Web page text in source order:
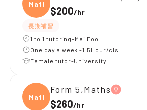
Maths
$200/hr
長期補習
1 to 1 tutoring-Mei Foo
One day a week -1.5Hour/cls
Female tutor-University
Maths
Form 5,Maths
$260/hr